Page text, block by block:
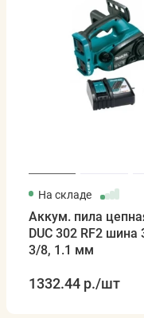
На складе
Аккум. пила
DUC 302 RF2 шина
3/8, 1.1 мм
1332.44 р./шт